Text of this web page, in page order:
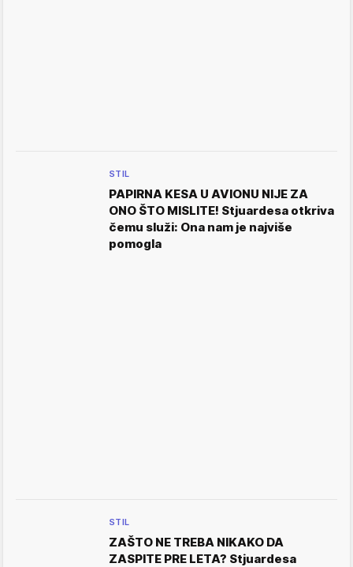
STIL
PAPIRNA KESA U AVIONU NIJE ZA
ONO ŠTO MISLITE! Stjuardesa otkriva
čemu služi: Ona nam je najviše
pomogla
STIL
ZAŠTO NE TREBA NIKAKO DA
ZASPITE PRE LETA? Stjuardesa